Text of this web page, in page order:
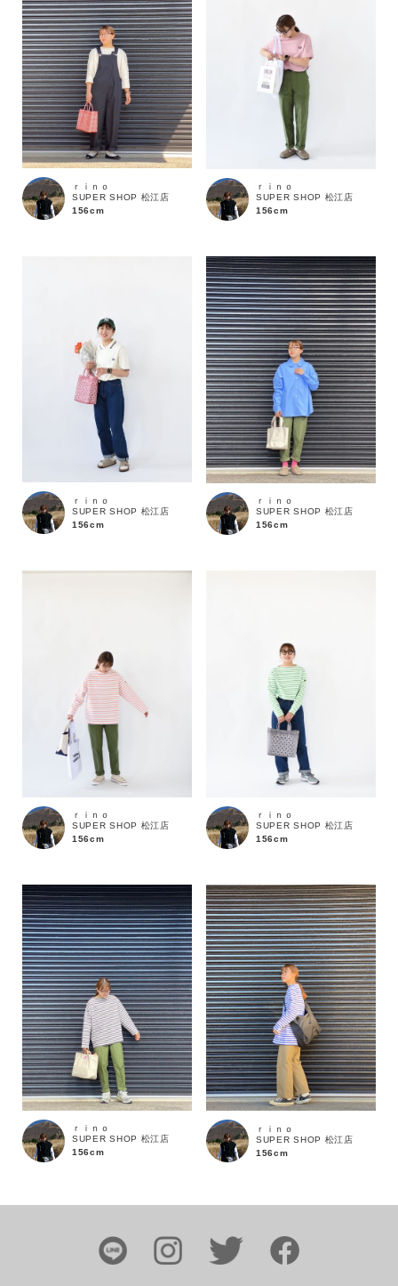
通常商品 予約商品
ｒｉｎｏ
SUPER SHOP 松江店
156cm
ｒｉｎｏ
SUPER SHOP 松江店
156cm
ｒｉｎｏ
SUPER SHOP 松江店
156cm
ｒｉｎｏ
SUPER SHOP 松江店
156cm
ｒｉｎｏ
SUPER SHOP 松江店
156cm
ｒｉｎｏ
SUPER SHOP 松江店
156cm
ｒｉｎｏ
SUPER SHOP 松江店
156cm
ｒｉｎｏ
SUPER SHOP 松江店
156cm